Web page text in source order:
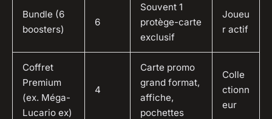
Bundle (6
boosters)
6
Souvent 1
protège-carte
exclusif
Joueu
r actif
Coffret
Premium
(ex. Méga-
Lucario ex)
4
Carte promo
grand format,
affiche,
pochettes
Colle
ctionn
eur